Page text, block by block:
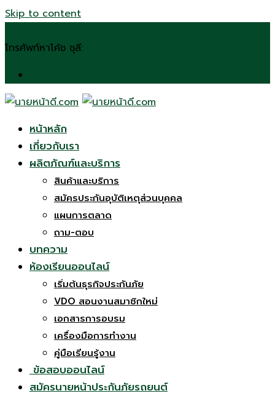
Skip to content
โทรศัพท์หาโค้ช ชุลี:
หน้าหลัก
เกี่ยวกับเรา
ผลิตภัณฑ์และบริการ
สินค้าและบริการ
สมัครประกันอุบัติเหตุส่วนบุคคล
แผนการตลาด
ถาม-ตอบ
บทความ
ห้องเรียนออนไลน์
เริ่มต้นธุรกิจประกันภัย
VDO สอนงานสมาชิกใหม่
เอกสารการอบรม
เครื่องมือการทำงาน
คู่มือเรียนรู้งาน
ข้อสอบออนไลน์
สมัครนายหน้าประกันภัยรถยนต์